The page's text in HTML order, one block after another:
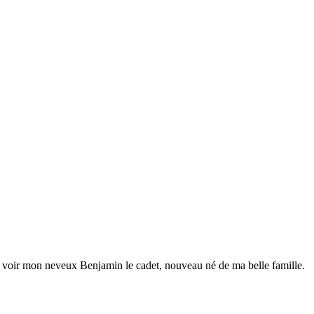
mon neveux Benjamin le cadet, nouveau né de ma belle famille.